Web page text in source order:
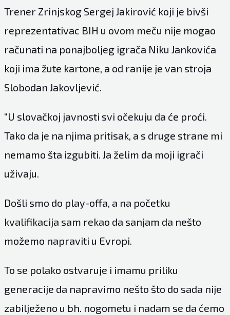
Trener Zrinjskog Sergej Jakirović koji je bivši
reprezentativac BIH u ovom meču nije mogao
računati na ponajboljeg igrača Niku Jankovića
koji ima žute kartone, a od ranije je van stroja
Slobodan Jakovljević.
“U slovačkoj javnosti svi očekuju da će proći.
Tako da je na njima pritisak, a s druge strane mi
nemamo šta izgubiti. Ja želim da moji igrači
uživaju.
Došli smo do play-offa, a na početku
kvalifikacija sam rekao da sanjam da nešto
možemo napraviti u Evropi.
To se polako ostvaruje i imamu priliku
generacije da napravimo nešto što do sada nije
zabilježeno u bh. nogometu i nadam se da ćemo